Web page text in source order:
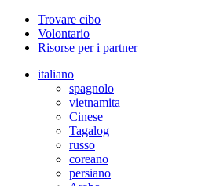
Trovare cibo
Volontario
Risorse per i partner
italiano
spagnolo
vietnamita
Cinese
Tagalog
russo
coreano
persiano